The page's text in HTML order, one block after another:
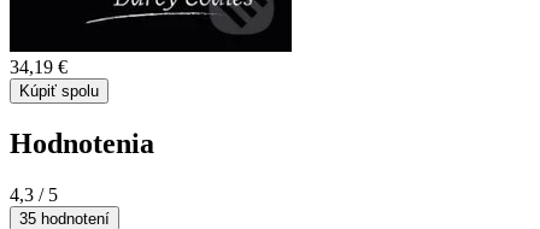
34,19 €
Kúpiť spolu
Hodnotenia
4,3 / 5
35 hodnotení